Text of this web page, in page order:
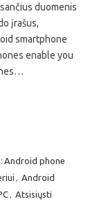
duomenis
įrašus,
smartphone
enable you
Android phone
Android
Atsisiųsti